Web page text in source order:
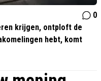
0
krijgen, ontploft de
hebt, komt